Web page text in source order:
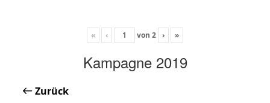
« ‹ von 2 › »
Kampagne 2019
Zurück